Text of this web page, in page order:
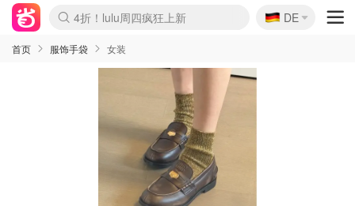
Boticinal 夏促开抢！
4折！lulu周四疯狂上新
还没结束！&OtherStories大促
Joybuy变相75折 随时失效
速领！Stanley独家85折
疑似霸哥！Camper额外叠85折
Zalando 奥莱闪促！每日更新
Moncler反季囤！5折起+叠9折
Coach Brooklyn仅€192
🇩🇪
DE
首页 服饰手袋 女装